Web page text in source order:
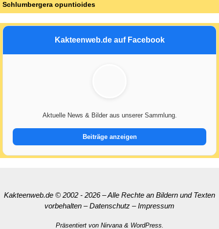
Schlumbergera opuntioides
Kakteenweb.de auf Facebook
Aktuelle News & Bilder aus unserer Sammlung.
Beiträge anzeigen
Kakteenweb.de © 2002 - 2026 – Alle Rechte an Bildern und Texten
vorbehalten –Datenschutz –Impressum
Präsentiert von Nirvana& WordPress.